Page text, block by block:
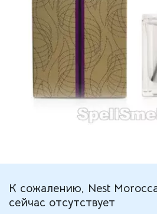
К сожалению, Nest
сейчас отсутствует